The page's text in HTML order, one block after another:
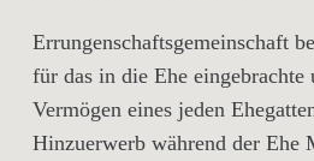
Errungenschaftsgemeinschaft
für das in die Ehe eingebrachte
Vermögen eines jeden
Hinzuerwerb während der Ehe